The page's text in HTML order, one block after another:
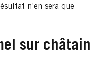
n’en sera que
sur châtain